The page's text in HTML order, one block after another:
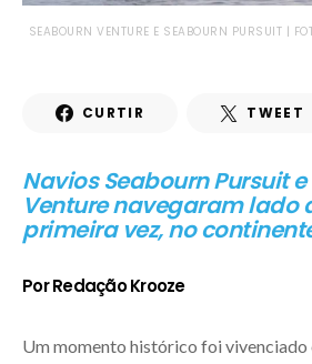
SEABOURN VENTURE E SEABOURN PURSUIT |
CURTIR TWEET
Navios Seabourn Pursuit
Venture navegaram lado
primeira vez, no
Por Redação Krooze
Um momento histórico foi vivenciado